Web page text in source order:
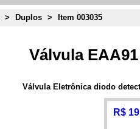
> Duplos > Item 003035
Válvula
Válvula Eletrônica diodo
R$